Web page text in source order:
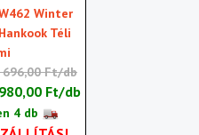
Winter
Téli
Ft/db
Ft/db
4 db